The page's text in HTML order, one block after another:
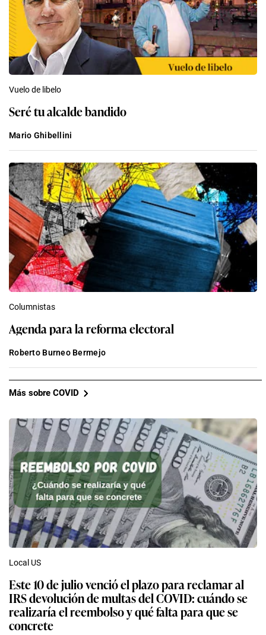
Vuelo de libelo
Seré tu alcalde bandido
Mario Ghibellini
Columnistas
Agenda para la reforma electoral
Roberto Burneo Bermejo
Más sobre COVID
Local US
Este 10 de julio venció el plazo para reclamar al
IRS devolución de multas del COVID: cuándo se
realizaría el reembolso y qué falta para que se
concrete